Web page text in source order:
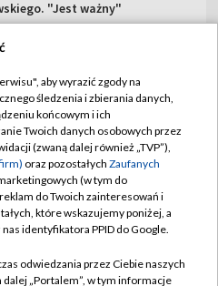
"Jest ważny"
TVP
TVP
TVP
Reklamy
Handlowa
w TVP
TVP
prywatności
zgody
reklamy
aby wyrazić zgody na
śledzenia i zbierania danych,
końcowym i ich
Twoich danych osobowych przez
(zwaną dalej również „TVP”),
oraz pozostałych Zaufanych
(w tym do
do Twoich zainteresowań i
które wskazujemy poniżej, a
identyfikatora PPID do Google.
odwiedzania przez Ciebie naszych
dalej „Portalem”, w tym informacje